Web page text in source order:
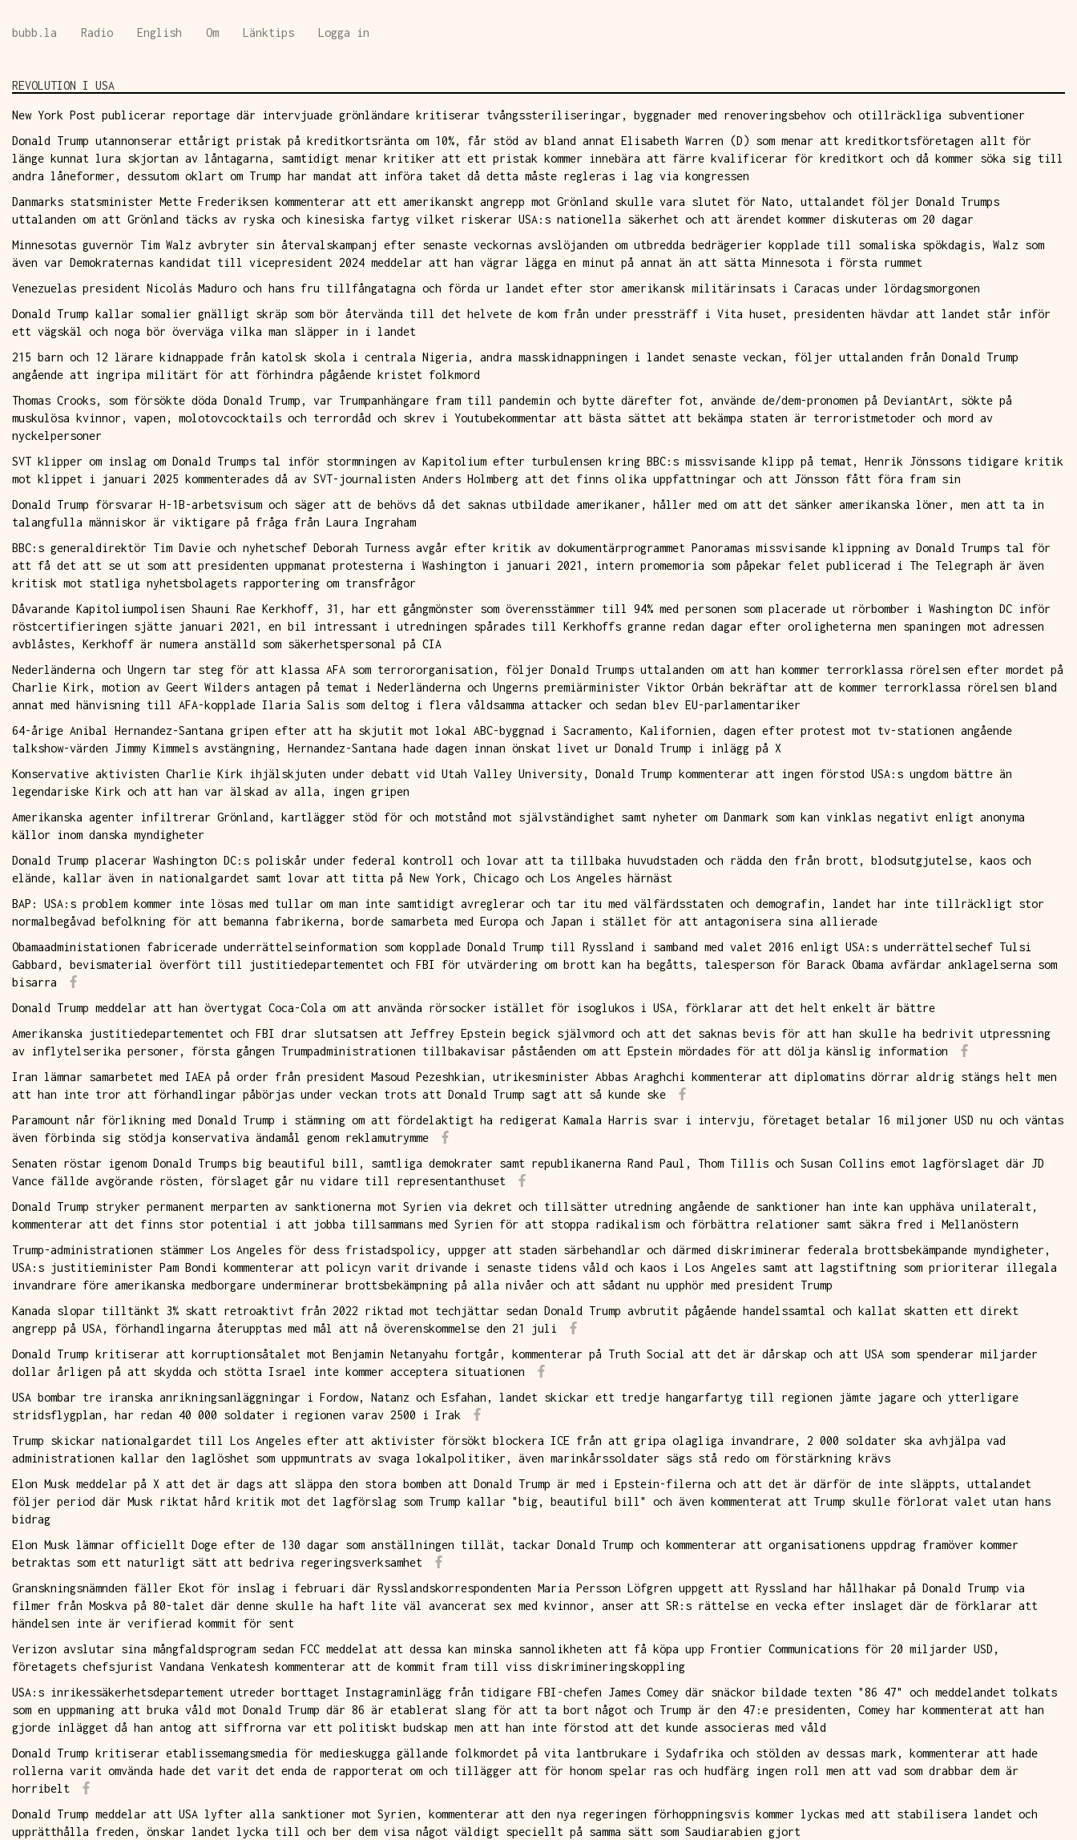
tobubb.la Radio English Om Länktips Logga in
REVOLUTION I USA
New York Post publicerar reportage där intervjuade grönländare kritiserar tvångssteriliseringar, byggnader med renoveringsbehov och otillräckliga subventioner
Donald Trump utannonserar ettårigt pristak på kreditkortsränta om 10%, får stöd av bland annat Elisabeth Warren (D) som menar att kreditkortsföretagen allt för
länge kunnat lura skjortan av låntagarna, samtidigt menar kritiker att ett pristak kommer innebära att färre kvalificerar för kreditkort och då kommer söka sig till
andra låneformer, dessutom oklart om Trump har mandat att införa taket då detta måste regleras i lag via kongressen
Danmarks statsminister Mette Frederiksen kommenterar att ett amerikanskt angrepp mot Grönland skulle vara slutet för Nato, uttalandet följer Donald Trumps
uttalanden om att Grönland täcks av ryska och kinesiska fartyg vilket riskerar USA:s nationella säkerhet och att ärendet kommer diskuteras om 20 dagar
Minnesotas guvernör Tim Walz avbryter sin återvalskampanj efter senaste veckornas avslöjanden om utbredda bedrägerier kopplade till somaliska spökdagis, Walz som
även var Demokraternas kandidat till vicepresident 2024 meddelar att han vägrar lägga en minut på annat än att sätta Minnesota i första rummet
Venezuelas president Nicolás Maduro och hans fru tillfångatagna och förda ur landet efter stor amerikansk militärinsats i Caracas under lördagsmorgonen
Donald Trump kallar somalier gnälligt skräp som bör återvända till det helvete de kom från under pressträff i Vita huset, presidenten hävdar att landet står inför
ett vägskäl och noga bör överväga vilka man släpper in i landet
215 barn och 12 lärare kidnappade från katolsk skola i centrala Nigeria, andra masskidnappningen i landet senaste veckan, följer uttalanden från Donald Trump
angående att ingripa militärt för att förhindra pågående kristet folkmord
Thomas Crooks, som försökte döda Donald Trump, var Trumpanhängare fram till pandemin och bytte därefter fot, använde de/dem-pronomen på DeviantArt, sökte på
muskulösa kvinnor, vapen, molotovcocktails och terrordåd och skrev i Youtubekommentar att bästa sättet att bekämpa staten är terroristmetoder och mord av
nyckelpersoner
SVT klipper om inslag om Donald Trumps tal inför stormningen av Kapitolium efter turbulensen kring BBC:s missvisande klipp på temat, Henrik Jönssons tidigare kritik
mot klippet i januari 2025 kommenterades då av SVT-journalisten Anders Holmberg att det finns olika uppfattningar och att Jönsson fått föra fram sin
Donald Trump försvarar H-1B-arbetsvisum och säger att de behövs då det saknas utbildade amerikaner, håller med om att det sänker amerikanska löner, men att ta in
talangfulla människor är viktigare på fråga från Laura Ingraham
BBC:s generaldirektör Tim Davie och nyhetschef Deborah Turness avgår efter kritik av dokumentärprogrammet Panoramas missvisande klippning av Donald Trumps tal för
att få det att se ut som att presidenten uppmanat protesterna i Washington i januari 2021, intern promemoria som påpekar felet publicerad i The Telegraph är även
kritisk mot statliga nyhetsbolagets rapportering om transfrågor
Dåvarande Kapitoliumpolisen Shauni Rae Kerkhoff, 31, har ett gångmönster som överensstämmer till 94% med personen som placerade ut rörbomber i Washington DC inför
röstcertifieringen sjätte januari 2021, en bil intressant i utredningen spårades till Kerkhoffs granne redan dagar efter oroligheterna men spaningen mot adressen
avblåstes, Kerkhoff är numera anställd som säkerhetspersonal på CIA
Nederländerna och Ungern tar steg för att klassa AFA som terrororganisation, följer Donald Trumps uttalanden om att han kommer terrorklassa rörelsen efter mordet på
Charlie Kirk, motion av Geert Wilders antagen på temat i Nederländerna och Ungerns premiärminister Viktor Orbán bekräftar att de kommer terrorklassa rörelsen bland
annat med hänvisning till AFA-kopplade Ilaria Salis som deltog i flera våldsamma attacker och sedan blev EU-parlamentariker
64-årige Anibal Hernandez-Santana gripen efter att ha skjutit mot lokal ABC-byggnad i Sacramento, Kalifornien, dagen efter protest mot tv-stationen angående
talkshow-värden Jimmy Kimmels avstängning, Hernandez-Santana hade dagen innan önskat livet ur Donald Trump i inlägg på X
Konservative aktivisten Charlie Kirk ihjälskjuten under debatt vid Utah Valley University, Donald Trump kommenterar att ingen förstod USA:s ungdom bättre än
legendariske Kirk och att han var älskad av alla, ingen gripen
Amerikanska agenter infiltrerar Grönland, kartlägger stöd för och motstånd mot självständighet samt nyheter om Danmark som kan vinklas negativt enligt anonyma
källor inom danska myndigheter
Donald Trump placerar Washington DC:s poliskår under federal kontroll och lovar att ta tillbaka huvudstaden och rädda den från brott, blodsutgjutelse, kaos och
elände, kallar även in nationalgardet samt lovar att titta på New York, Chicago och Los Angeles härnäst
BAP: USA:s problem kommer inte lösas med tullar om man inte samtidigt avreglerar och tar itu med välfärdsstaten och demografin, landet har inte tillräckligt stor
normalbegåvad befolkning för att bemanna fabrikerna, borde samarbeta med Europa och Japan i stället för att antagonisera sina allierade
Obamaadministationen fabricerade underrättelseinformation som kopplade Donald Trump till Ryssland i samband med valet 2016 enligt USA:s underrättelsechef Tulsi
Gabbard, bevismaterial överfört till justitiedepartementet och FBI för utvärdering om brott kan ha begåtts, talesperson för Barack Obama avfärdar anklagelserna som
bisarra
Donald Trump meddelar att han övertygat Coca-Cola om att använda rörsocker istället för isoglukos‌ i USA, förklarar att det helt enkelt är bättre
Amerikanska justitiedepartementet och FBI drar slutsatsen att Jeffrey Epstein begick självmord och att det saknas bevis för att han skulle ha bedrivit utpressning
av inflytelserika personer, första gången Trumpadministrationen tillbakavisar påståenden om att Epstein mördades för att dölja känslig information
Iran lämnar samarbetet med IAEA på order från president Masoud Pezeshkian, utrikesminister Abbas Araghchi kommenterar att diplomatins dörrar aldrig stängs helt men
att han inte tror att förhandlingar påbörjas under veckan trots att Donald Trump sagt att så kunde ske
Paramount når förlikning med Donald Trump i stämning om att fördelaktigt ha redigerat Kamala Harris svar i intervju, företaget betalar 16 miljoner USD nu och väntas
även förbinda sig stödja konservativa ändamål genom reklamutrymme
Senaten röstar igenom Donald Trumps big beautiful bill, samtliga demokrater samt republikanerna Rand Paul, Thom Tillis och Susan Collins emot lagförslaget där JD
Vance fällde avgörande rösten, förslaget går nu vidare till representanthuset
Donald Trump stryker permanent merparten av sanktionerna mot Syrien via dekret och tillsätter utredning angående de sanktioner han inte kan upphäva unilateralt,
kommenterar att det finns stor potential i att jobba tillsammans med Syrien för att stoppa radikalism och förbättra relationer samt säkra fred i Mellanöstern
Trump-administrationen stämmer Los Angeles för dess fristadspolicy, uppger att staden särbehandlar och därmed diskriminerar federala brottsbekämpande myndigheter,
USA:s justitieminister Pam Bondi kommenterar att policyn varit drivande i senaste tidens våld och kaos i Los Angeles samt att lagstiftning som prioriterar illegala
invandrare före amerikanska medborgare underminerar brottsbekämpning på alla nivåer och att sådant nu upphör med president Trump
Kanada slopar tilltänkt 3% skatt retroaktivt från 2022 riktad mot techjättar sedan Donald Trump avbrutit pågående handelssamtal och kallat skatten ett direkt
angrepp på USA, förhandlingarna återupptas med mål att nå överenskommelse den 21 juli
Donald Trump kritiserar att korruptionsåtalet mot Benjamin Netanyahu fortgår, kommenterar på Truth Social att det är dårskap och att USA som spenderar miljarder
dollar årligen på att skydda och stötta Israel inte kommer acceptera situationen
USA bombar tre iranska anrikningsanläggningar i Fordow, Natanz och Esfahan, landet skickar ett tredje hangarfartyg till regionen jämte jagare och ytterligare
stridsflygplan, har redan 40 000 soldater i regionen varav 2500 i Irak
Trump skickar nationalgardet till Los Angeles efter att aktivister försökt blockera ICE från att gripa olagliga invandrare, 2 000 soldater ska avhjälpa vad
administrationen kallar den laglöshet som uppmuntrats av svaga lokalpolitiker, även marinkårssoldater sägs stå redo om förstärkning krävs
Elon Musk meddelar på X att det är dags att släppa den stora bomben att Donald Trump är med i Epstein-filerna och att det är därför de inte släppts, uttalandet
följer period där Musk riktat hård kritik mot det lagförslag som Trump kallar "big, beautiful bill" och även kommenterat att Trump skulle förlorat valet utan hans
bidrag
Elon Musk lämnar officiellt Doge efter de 130 dagar som anställningen tillät, tackar Donald Trump och kommenterar att organisationens uppdrag framöver kommer
betraktas som ett naturligt sätt att bedriva regeringsverksamhet
Granskningsnämnden fäller Ekot för inslag i februari där Rysslandskorrespondenten Maria Persson Löfgren uppgett att Ryssland har hållhakar på Donald Trump via
filmer från Moskva på 80-talet där denne skulle ha haft lite väl avancerat sex med kvinnor, anser att SR:s rättelse en vecka efter inslaget där de förklarar att
händelsen inte är verifierad kommit för sent
Verizon avslutar sina mångfaldsprogram sedan FCC meddelat att dessa kan minska sannolikheten att få köpa upp Frontier Communications för 20 miljarder USD,
företagets chefsjurist Vandana Venkatesh kommenterar att de kommit fram till viss diskrimineringskoppling
USA:s inrikessäkerhetsdepartement utreder borttaget Instagraminlägg från tidigare FBI-chefen James Comey där snäckor bildade texten "86 47" och meddelandet tolkats
som en uppmaning att bruka våld mot Donald Trump där 86 är etablerat slang för att ta bort något och Trump är den 47:e presidenten, Comey har kommenterat att han
gjorde inlägget då han antog att siffrorna var ett politiskt budskap men att han inte förstod att det kunde associeras med våld
Donald Trump kritiserar etablissemangsmedia för medieskugga gällande folkmordet på vita lantbrukare i Sydafrika och stölden av dessas mark, kommenterar att hade
rollerna varit omvända hade det varit det enda de rapporterat om och tillägger att för honom spelar ras och hudfärg ingen roll men att vad som drabbar dem är
horribelt
Donald Trump meddelar att USA lyfter alla sanktioner mot Syrien, kommenterar att den nya regeringen förhoppningsvis kommer lyckas med att stabilisera landet och
upprätthålla freden, önskar landet lycka till och ber dem visa något väldigt speciellt på samma sätt som Saudiarabien gjort